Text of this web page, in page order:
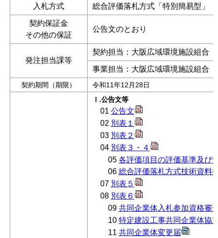
入札方式 総合評価落札方式「特別簡易型」
契約保証金
その他の保証
公告文のとおり
発注担当課等
契約担当：大阪広域環境施設組合
事業担当：大阪広域環境施設組合
契約期間（期限） 令和11年12月28日
Ⅰ.公告文等
01 公告文
02 別表１
03 別表２
04 別表３・４
05 各評価項目の評価基準及び
06 総合評価落札方式技術資料
07 別表５
08 別表６
09 共同企業体入札参加資格審
10 特定建設工事共同企業体協
11 共同企業体変更届